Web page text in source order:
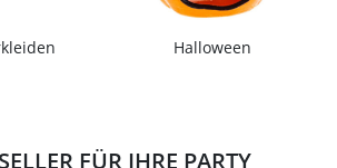
Halloween
FÜR IHRE PARTY